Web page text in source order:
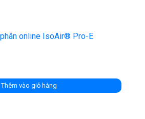
online IsoAir® Pro-E
Thêm vào giỏ hàng